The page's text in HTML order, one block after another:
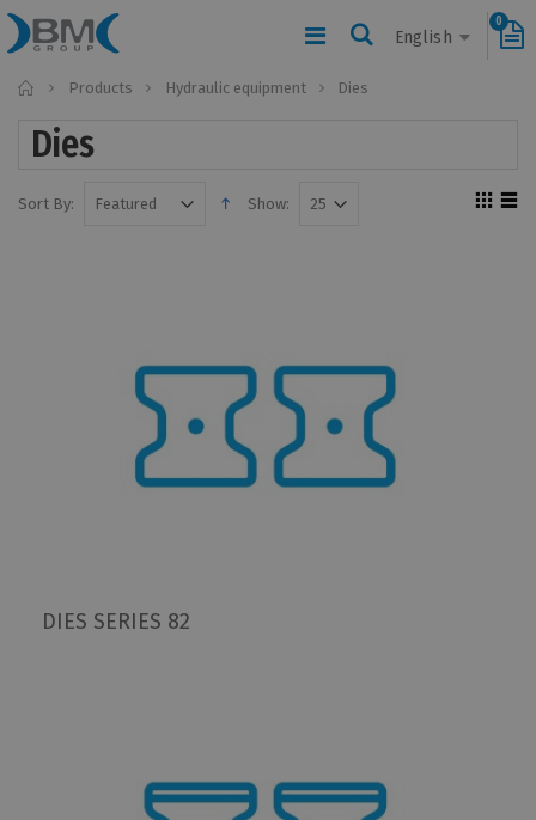
English
0
Home
Products Hydraulic equipment Dies
Dies
Sort By: Show:
DIES SERIES 82